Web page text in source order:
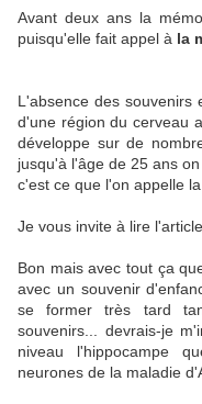
Avant deux ans la
puisqu'elle fait appel à la
L'absence des souvenirs
d'une région du cerveau
développe sur de
jusqu'à l'âge de 25 ans
c'est ce que l'on appelle la
Je vous invite à lire
Bon mais avec tout ça
avec un souvenir
se former très tard
souvenirs... devrais-je
niveau l'hippocampe
neurones de la maladie